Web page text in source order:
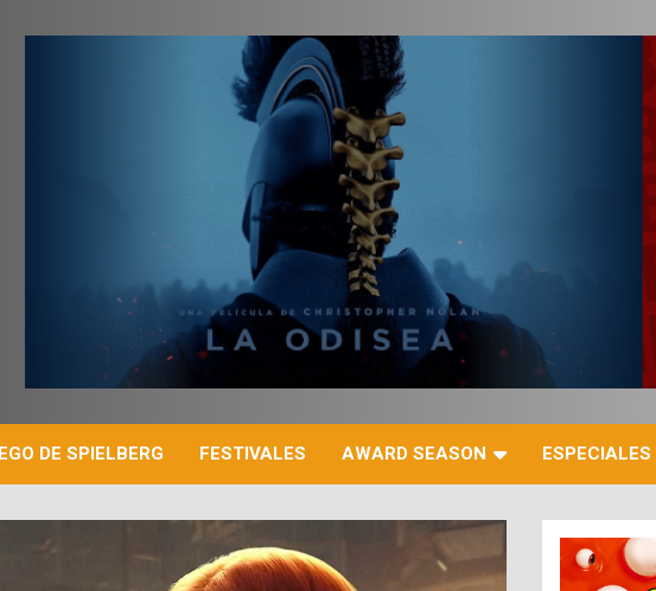
DE SPIELBERG FESTIVALES AWARD SEASON ESPECIALES